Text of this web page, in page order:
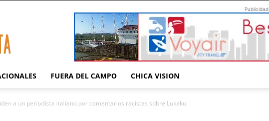
Publicidad
FUERA DEL CAMPO CHICA VISION
a un periodista italiano por comentarios racistas sobre Lukaku